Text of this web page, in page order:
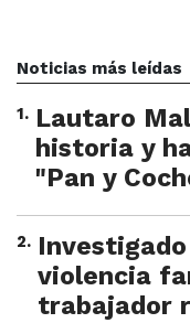
Noticias más leídas
1. Lautaro
historia y
"Pan y
2.
violencia
trabajador